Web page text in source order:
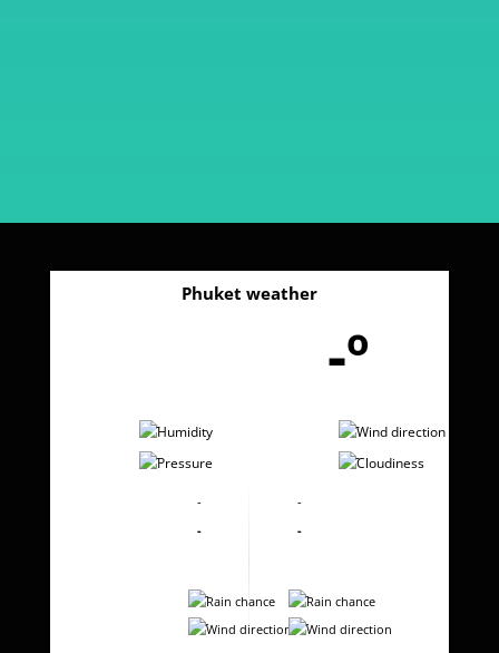
Phuket weather
-º
-
-
-
-
-
-
-
-
-
-
-
-